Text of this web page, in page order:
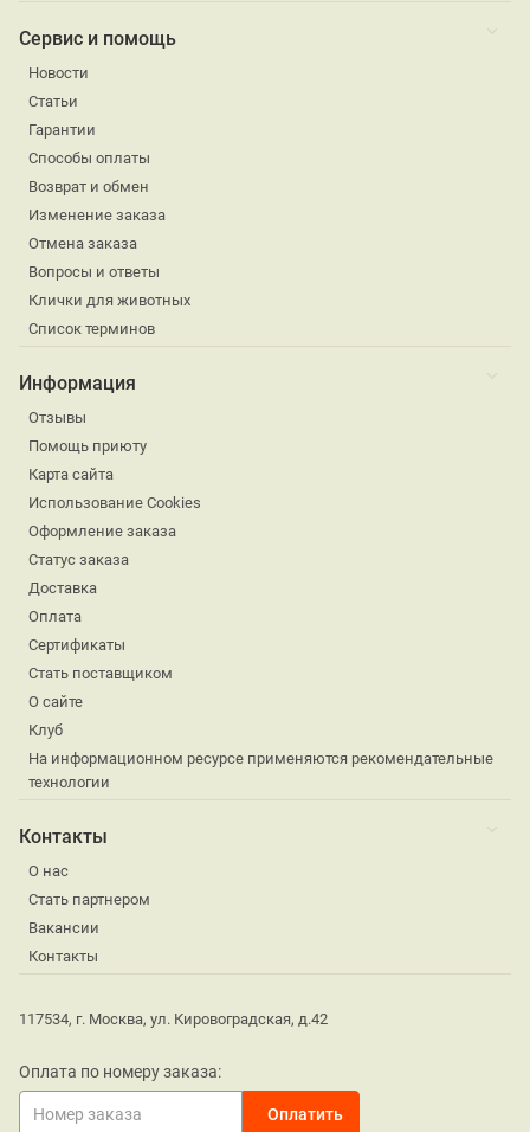
Сервис и помощь
Новости
Статьи
Гарантии
Способы оплаты
Возврат и обмен
Изменение заказа
Отмена заказа
Вопросы и ответы
Клички для животных
Список терминов
Информация
Отзывы
Помощь приюту
Карта сайта
Использование Cookies
Оформление заказа
Статус заказа
Доставка
Оплата
Сертификаты
Стать поставщиком
О сайте
Клуб
На информационном ресурсе применяются рекомендательные
технологии
Контакты
О нас
Стать партнером
Вакансии
Контакты
117534, г. Москва, ул. Кировоградская, д.42
Оплата по номеру заказа: